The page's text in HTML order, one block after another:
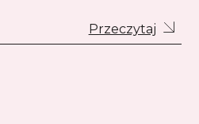
Przeczytaj